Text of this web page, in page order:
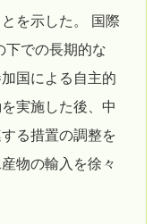
を示した。 国際
下での長期的な
国による自主的
実施した後、中
る措置の調整を
物の輸入を徐々